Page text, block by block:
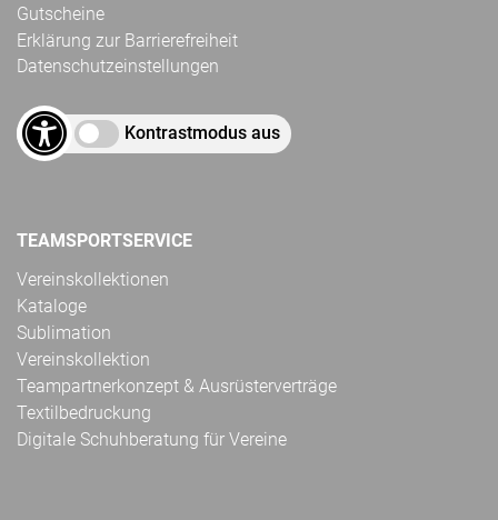
Gutscheine
Erklärung zur Barrierefreiheit
Datenschutzeinstellungen
Kontrastmodus aus
TEAMSPORTSERVICE
Vereinskollektionen
Kataloge
Sublimation
Vereinskollektion
Teampartnerkonzept & Ausrüsterverträge
Textilbedruckung
Digitale Schuhberatung für Vereine